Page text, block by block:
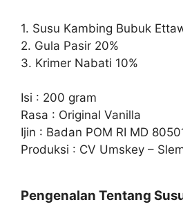
1. Susu Kambing Bubuk
2. Gula Pasir 20%
3. Krimer Nabati 10%
Isi : 200 gram
Rasa : Original Vanilla
Ijin : Badan POM RI MD
Produksi : CV Umskey –
Pengenalan Tentang